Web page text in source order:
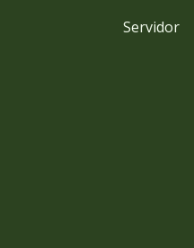
Servidor